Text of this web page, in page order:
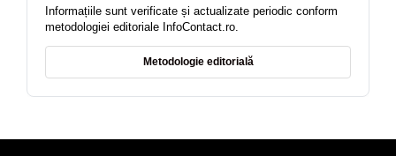
Informațiile sunt verificate și actualizate periodic conform
metodologiei editoriale InfoContact.ro.
Metodologie editorială